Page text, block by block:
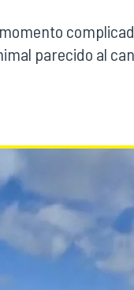
E
parecido al